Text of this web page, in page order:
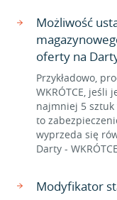
Możliwość
oferty na
Przykładowo,
WKRÓTCE, jeśli
najmniej 5
to
wyprzeda się
Darty -
Modyfikator